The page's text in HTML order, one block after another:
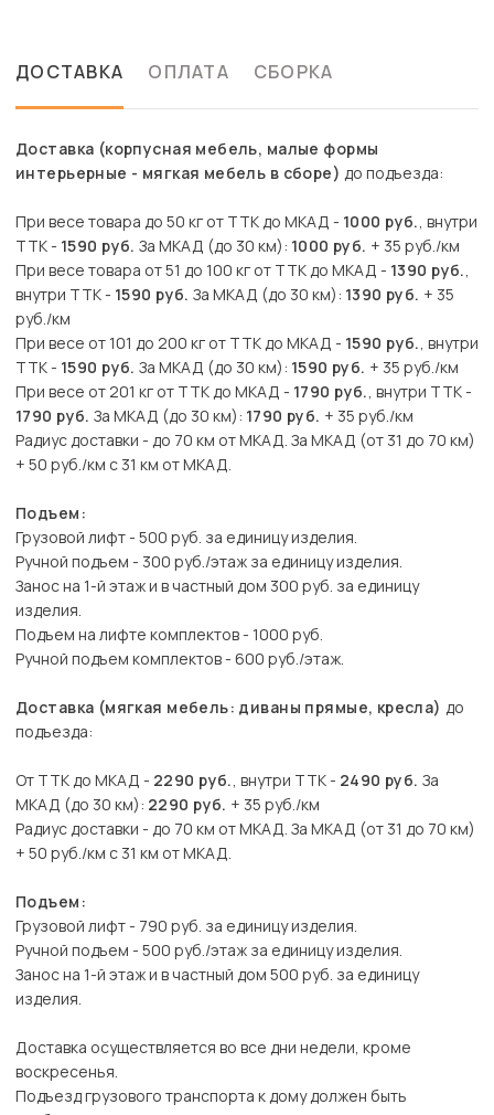
ДОСТАВКА ОПЛАТА СБОРКА
Доставка (корпусная мебель, малые формы
интерьерные - мягкая мебель в сборе) до подъезда:
При весе товара до 50 кг от ТТК до МКАД - 1000 руб., внутри
ТТК - 1590 руб. За МКАД (до 30 км): 1000 руб. + 35 руб./км
При весе товара от 51 до 100 кг от ТТК до МКАД - 1390 руб.,
внутри ТТК - 1590 руб. За МКАД (до 30 км): 1390 руб. + 35
руб./км
При весе от 101 до 200 кг от ТТК до МКАД - 1590 руб., внутри
ТТК - 1590 руб. За МКАД (до 30 км): 1590 руб. + 35 руб./км
При весе от 201 кг от ТТК до МКАД - 1790 руб., внутри ТТК -
1790 руб. За МКАД (до 30 км): 1790 руб. + 35 руб./км
Радиус доставки - до 70 км от МКАД. За МКАД (от 31 до 70 км)
+ 50 руб./км с 31 км от МКАД.
Подъем:
Грузовой лифт - 500 руб. за единицу изделия.
Ручной подъем - 300 руб./этаж за единицу изделия.
Занос на 1-й этаж и в частный дом 300 руб. за единицу
изделия.
Подъем на лифте комплектов - 1000 руб.
Ручной подъем комплектов - 600 руб./этаж.
Доставка (мягкая мебель: диваны прямые, кресла) до
подъезда:
От ТТК до МКАД - 2290 руб., внутри ТТК - 2490 руб. За
МКАД (до 30 км): 2290 руб. + 35 руб./км
Радиус доставки - до 70 км от МКАД. За МКАД (от 31 до 70 км)
+ 50 руб./км с 31 км от МКАД.
Подъем:
Грузовой лифт - 790 руб. за единицу изделия.
Ручной подъем - 500 руб./этаж за единицу изделия.
Занос на 1-й этаж и в частный дом 500 руб. за единицу
изделия.
Доставка осуществляется во все дни недели, кроме
воскресенья.
Подъезд грузового транспорта к дому должен быть